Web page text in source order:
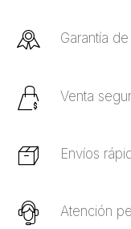
Garantía
Venta
Envíos
Atención